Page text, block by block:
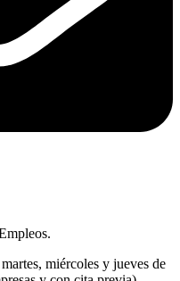
miércoles y jueves de